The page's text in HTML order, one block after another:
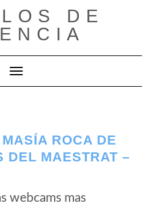
DE
Cambiar modo de navegación
ROCA DE
DEL MAESTRAT –
webcams mas